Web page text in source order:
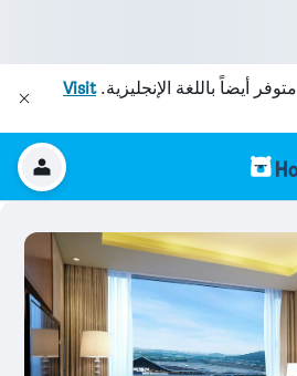
متوفر أيضاً باللغة الإنجليزية.Visit